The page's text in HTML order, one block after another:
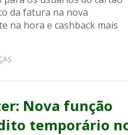
da fatura na nova
na hora e cashback mais
Nova função
temporário